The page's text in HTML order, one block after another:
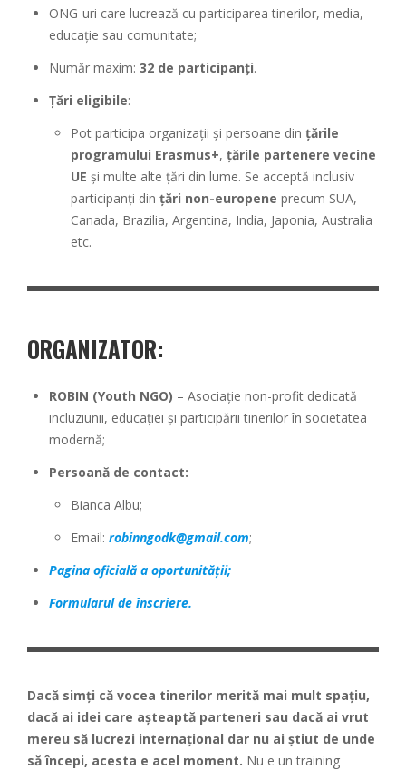
ONG-uri care lucrează cu participarea tinerilor, media,
educație sau comunitate;
Număr maxim: 32 de participanți.
Țări eligibile:
Pot participa organizații și persoane din țările
programului Erasmus+, țările partenere vecine
UE și multe alte țări din lume. Se acceptă inclusiv
participanți din țări non-europene precum SUA,
Canada, Brazilia, Argentina, India, Japonia, Australia
etc.
ORGANIZATOR:
ROBIN (Youth NGO) – Asociație non-profit dedicată
incluziunii, educației și participării tinerilor în societatea
modernă;
Persoană de contact:
Bianca Albu;
Email: robinngodk@gmail.com;
Pagina oficială a oportunității;
Formularul de înscriere.
Dacă simți că vocea tinerilor merită mai mult spațiu,
dacă ai idei care așteaptă parteneri sau dacă ai vrut
mereu să lucrezi internațional dar nu ai știut de unde
să începi, acesta e acel moment. Nu e un training